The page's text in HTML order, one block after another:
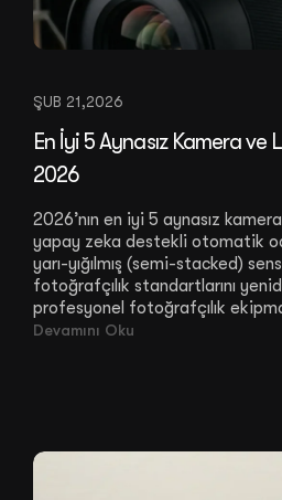
ŞUB 21,2026
En İyi 5 Aynasız Kamera ve
2026
2026’nın en iyi 5 aynasız
yapay zeka destekli otomatik
yarı-yığılmış (semi-stacked)
fotoğrafçılık standartlarını
profesyonel fotoğrafçılık
Devamını Oku